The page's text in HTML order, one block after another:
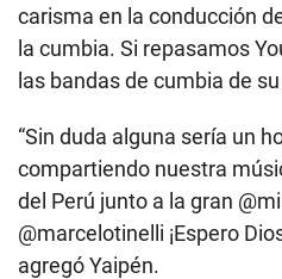
carisma en la conducción
la cumbia. Si repasamos
las bandas de cumbia de
“Sin duda alguna sería un
compartiendo nuestra
del Perú junto a la gran
@marcelotinelli ¡Espero
agregó Yaipén.